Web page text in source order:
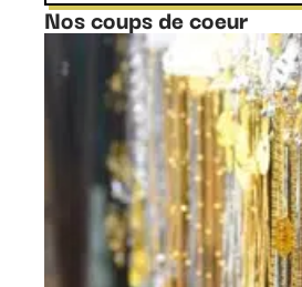
Nos coups de coeur